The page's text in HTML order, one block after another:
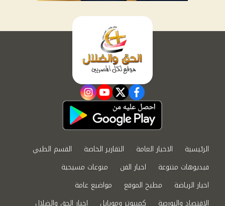
facebook
twitter
youtube
instagram
الرئيسية الاخبار العامة التقارير الخاصة
القسم الطبي
فيديوهات متنوعة
اخبار الفن
منوعات مسيحية
اخبار الرياضة
مطبخ الموقع
مواضيع عامة
الاقتصاد والبورصة
كمبيوتر وموبايل اخبار الحق والضلال